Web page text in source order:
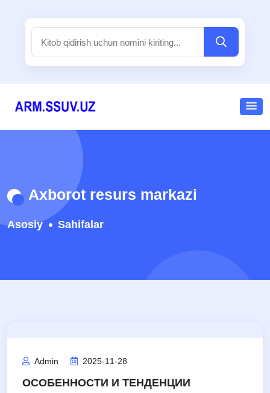
Axborot resurs markazi
Asosiy Sahifalar
Admin 2025-11-28
ОСОБЕННОСТИ И ТЕНДЕНЦИИ